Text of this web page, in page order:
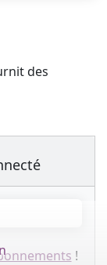
des
!